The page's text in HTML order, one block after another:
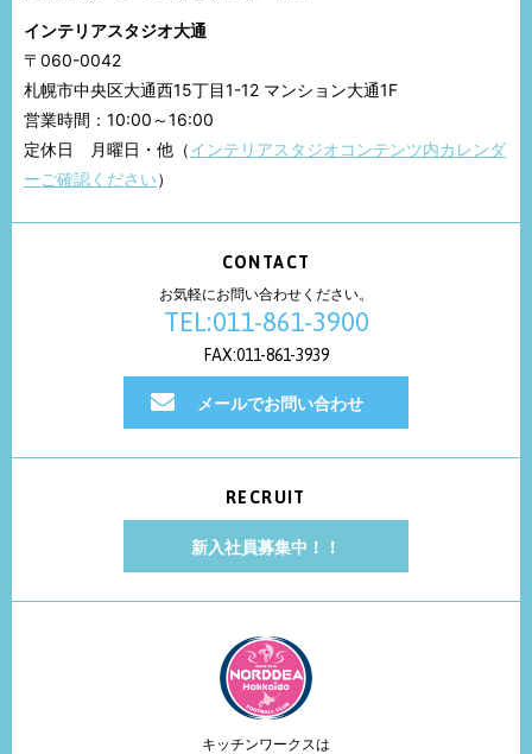
インテリアスタジオ大通
〒060-0042
札幌市中央区大通西15丁目1-12 マンション大通1F
営業時間：10:00～16:00
定休日 月曜日・他（インテリアスタジオコンテンツ内カレンダ
ーご確認ください）
CONTACT
お気軽にお問い合わせください。
TEL:011-861-3900
FAX:011-861-3939
メールでお問い合わせ
RECRUIT
新入社員募集中！！
キッチンワークスは